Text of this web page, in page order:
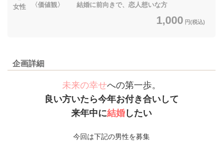
女性 〈価値観〉 結婚に前向きで、恋人想いな方
1,000 円(税込)
企画詳細
未来の幸せへの第一歩。
良い方いたら今年お付き合いして
来年中に結婚 したい
今回は下記の男性を募集